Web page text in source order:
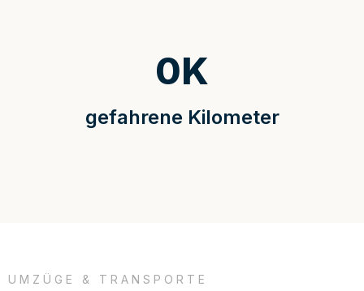
gefahrene Kilometer
0K
UMZÜGE & TRANSPORTE